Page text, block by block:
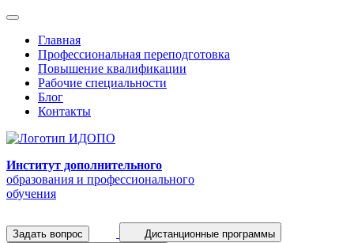
Главная
Профессиональная переподготовка
Повышение квалификации
Рабочие специальности
Блог
Контакты
Институт дополнительного
образования и профессионального
обучения
Задать вопрос
Дистанционные программы